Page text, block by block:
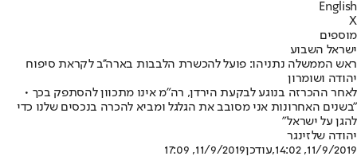
English
X
מוספים
ישראל השבוע
ראש הממשלה נתניהו: פועל להכשרת הלבבות בארה''ב לקראת סיפוח
יהודה ושומרון
לאחר ההכרזה בנוגע לבקעת הירדן, רה"מ אינו מתכוון להסתפק בכך •
"בשנים האחרונות אני מסובב את הגלגל ומביא להכרה בנכסים שלנו כדי
להגן על ישראל"
יהודה שלזינגר
11/9/2019, 14:02
,עודכן11/9/2019, 17:09